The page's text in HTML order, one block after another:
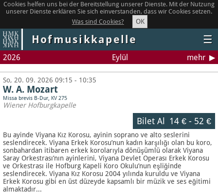
Cookies helfen uns bei der Bereitstellung unserer Dienste. Mit der Nutzung
unserer Dienste erklären Sie sich einverstanden, dass wir Cookies setzen.
Was sind Cookies?
OK
Hofmusikkapelle ☰
2026 Eylül mehr
So, 20. 09. 2026 09:15 - 10:35
W. A. Mozart
Missa brevis B-Dur, KV 275
Wiener Hofburgkapelle
Bilet Al 14 €- 52 €
Bu ayinde Viyana Kız Korosu, ayinin soprano ve alto seslerini
seslendirecek. Viyana Erkek Korosu’nun kadın karşılığı olan bu koro,
sonbahardan itibaren erkek korolarıyla dönüşümlü olarak Viyana
Saray Orkestrası’nın ayinlerini, Viyana Devlet Operası Erkek Korosu
ve Orkestrası ile Hofburg Kapeli Koro Okulu’nun eşliğinde
seslendirecek. Viyana Kız Korosu 2004 yılında kuruldu ve Viyana
Erkek Korosu gibi en üst düzeyde kapsamlı bir müzik ve ses eğitimi
almaktadır...